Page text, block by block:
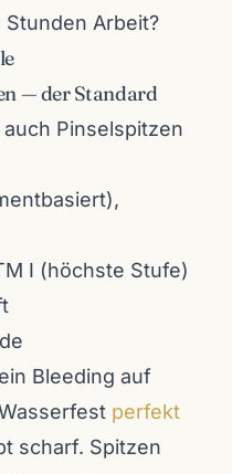
Arbeit?
— der Standard
auch Pinselspitzen
I (höchste Stufe)
Bleeding auf
perfekt
scharf. Spitzen